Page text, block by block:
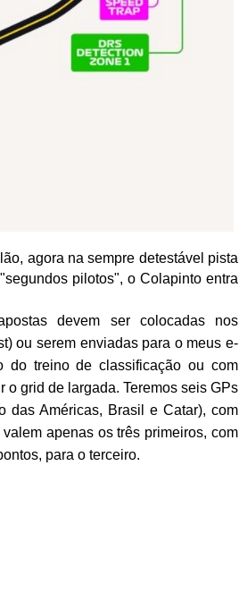
agora na sempre detestável pista
pilotos", o Colapinto entra
devem ser colocadas nos
ou serem enviadas para o meus e-
treino de classificação ou com
o grid de largada. Teremos seis GPs
das Américas, Brasil e Catar), com
apenas os três primeiros, com
para o terceiro.